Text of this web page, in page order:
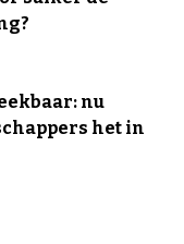
nu
het in